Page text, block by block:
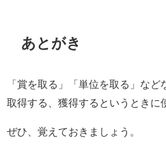
あとがき
「賞を取る」「単位を取る」など
取得する、獲得するというときに
ぜひ、覚えておきましょう。